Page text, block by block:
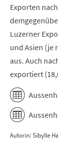
Exporten
Luzerner
und Asien (je
aus. Auch
exportiert
Autorin: Sibylle